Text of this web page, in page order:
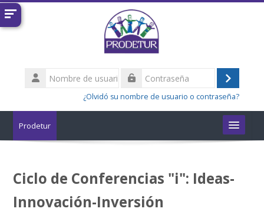
Salta al contenido principal
Nombre
de
Acceder
¿Olvidó su nombre de usuario o contraseña?
Prodetur
Buscar
cursos
Ciclo de Conferencias "i": Ideas-
Innovación-Inversión